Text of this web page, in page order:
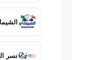
نسر